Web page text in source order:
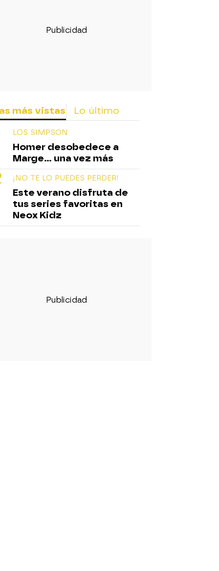
más vistas Lo último
LOS SIMPSON
Homer desobedece a
Marge... una vez más
¡NO TE LO PUEDES PERDER!
Este verano disfruta de
tus series favoritas en
Neox Kidz